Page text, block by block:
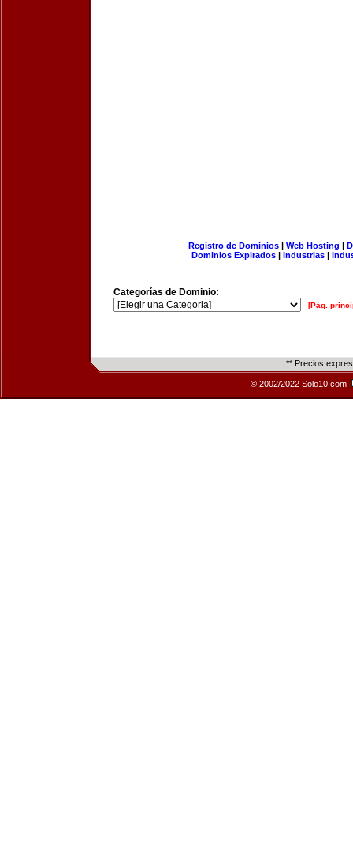
Registro de Dominios| Web Hosting |
Dominios Expirados | Industrias |
Categorías de Dominio:
[Pág.
** Precios
© 2002/2022 Solo10.com